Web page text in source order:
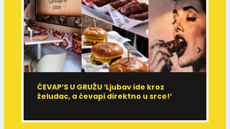
ĆEVAP’S U GRUŽU ‘Ljubav ide kroz
želudac, a ćevapi direktno u srce!’